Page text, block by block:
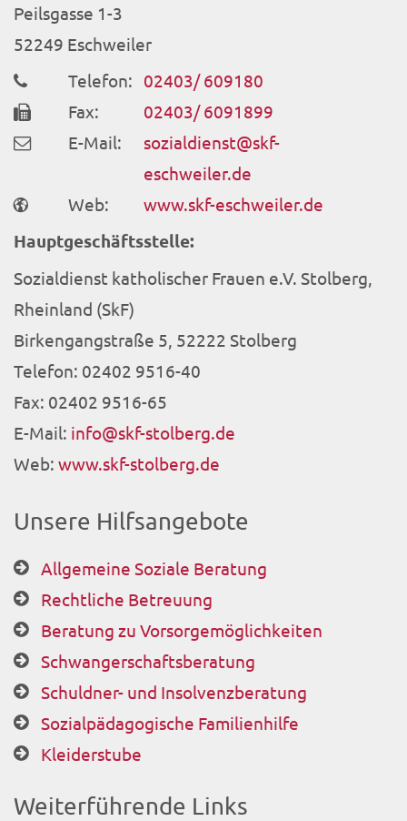
Peilsgasse 1-3
52249 Eschweiler
Telefon: 02403/ 609180
Fax:
02403/ 6091899
E-Mail:
sozialdienst@skf-
eschweiler.de
Web:
www.skf-eschweiler.de
Hauptgeschäftsstelle:
Sozialdienst katholischer Frauen e.V. Stolberg,
Rheinland (SkF)
Birkengangstraße 5, 52222 Stolberg
Telefon: 02402 9516-40
Fax: 02402 9516-65
E-Mail: info@skf-stolberg.de
Web: www.skf-stolberg.de
Unsere Hilfsangebote
Allgemeine Soziale Beratung
Rechtliche Betreuung
Beratung zu Vorsorgemöglichkeiten
Schwangerschaftsberatung
Schuldner- und Insolvenzberatung
Sozialpädagogische Familienhilfe
Kleiderstube
Weiterführende Links